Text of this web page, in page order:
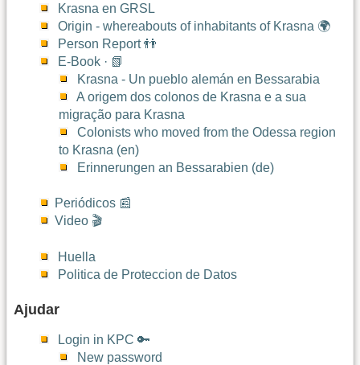
Krasna en GRSL
Origin - whereabouts of inhabitants of Krasna 🌍
Person Report 👬
E-Book · 📗
Krasna - Un pueblo alemán en Bessarabia
A origem dos colonos de Krasna e a sua
migração para Krasna
Colonists who moved from the Odessa region
to Krasna (en)
Erinnerungen an Bessarabien (de)
Periódicos 📰
Video 🎬
Huella
Politica de Proteccion de Datos
Ajudar
Login in KPC 🔑
New password